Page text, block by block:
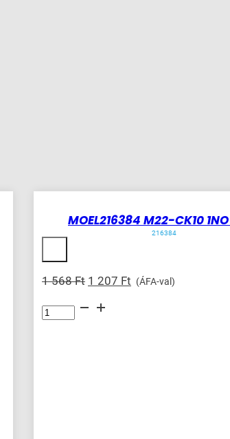
MOEL216384 M22-CK10
216384
1 568Ft Original
was:
1 207 Ft Current
(ÁFA-val)
M22-
CK10